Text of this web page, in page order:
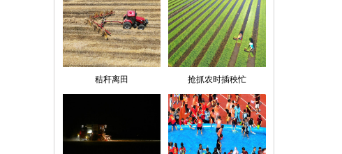
秸秆离田 抢抓农时插秧忙